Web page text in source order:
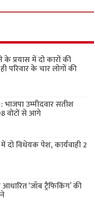
के प्रयास में दो कारों की
परिवार के चार लोगों की
उम्मीदवार सतीश
वोटों से आगे
विधेयक पेश, कार्यवाही 2
‘जॉब ट्रैफिकिंग’ की